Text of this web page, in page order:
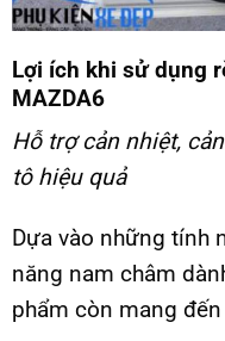
Lợi ích khi sử dụng
MAZDA6
Hỗ trợ cản nhiệt,
tô hiệu quả
Dựa vào những tính
năng nam châm
phẩm còn mang